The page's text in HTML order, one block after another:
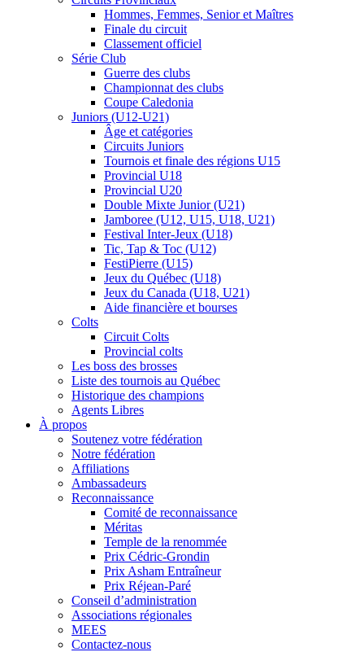
Hommes, Femmes, Senior et Maîtres
Finale du circuit
Classement officiel
Série Club
Guerre des clubs
Championnat des clubs
Coupe Caledonia
Juniors (U12-U21)
Âge et catégories
Circuits Juniors
Tournois et finale des régions U15
Provincial U18
Provincial U20
Double Mixte Junior (U21)
Jamboree (U12, U15, U18, U21)
Festival Inter-Jeux (U18)
Tic, Tap & Toc (U12)
FestiPierre (U15)
Jeux du Québec (U18)
Jeux du Canada (U18, U21)
Aide financière et bourses
Colts
Circuit Colts
Provincial colts
Les boss des brosses
Liste des tournois au Québec
Historique des champions
Agents Libres
À propos
Soutenez votre fédération
Notre fédération
Affiliations
Ambassadeurs
Reconnaissance
Comité de reconnaissance
Méritas
Temple de la renommée
Prix Cédric-Grondin
Prix Asham Entraîneur
Prix Réjean-Paré
Conseil d’administration
Associations régionales
MEES
Contactez-nous